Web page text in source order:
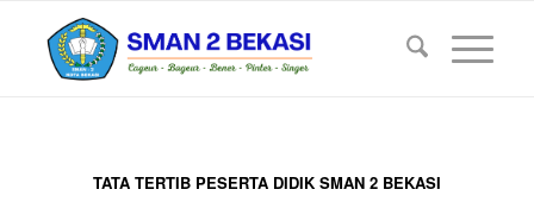
TATA TERTIB PESERTA DIDIK SMAN 2 BEKASI